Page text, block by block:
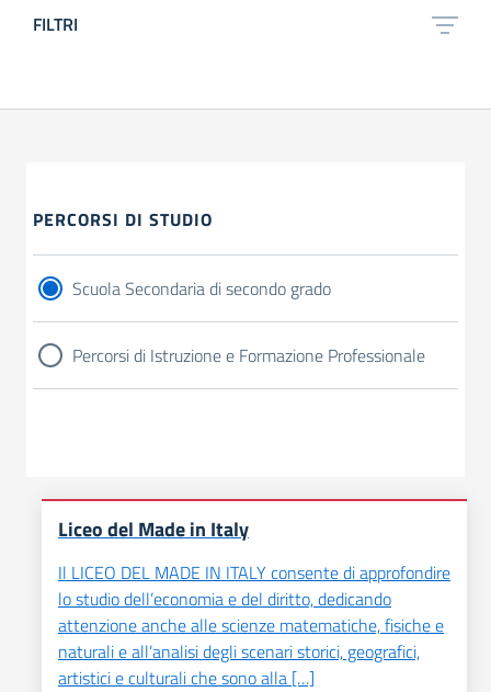
FILTRI
PERCORSI DI STUDIO
Scuola Secondaria di secondo grado
Percorsi di Istruzione e Formazione Professionale
Liceo del Made in Italy
Il LICEO DEL MADE IN ITALY consente di approfondire
lo studio dell’economia e del diritto, dedicando
attenzione anche alle scienze matematiche, fisiche e
naturali e all’analisi degli scenari storici, geografici,
artistici e culturali che sono alla […]